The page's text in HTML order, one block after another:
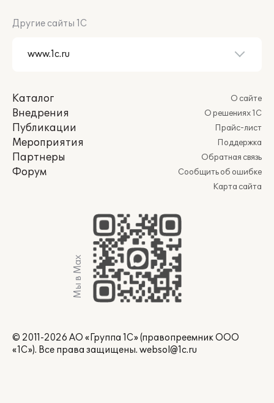
Другие сайты 1С
Каталог
Внедрения
Публикации
Мероприятия
Партнеры
Форум
О сайте
О решениях 1С
Прайс-лист
Поддержка
Обратная связь
Сообщить об ошибке
Карта сайта
Мы в Max
© 2011-2026 АО «Группа 1С» (правопреемник ООО
«1С»). Все права защищены. websol@1c.ru